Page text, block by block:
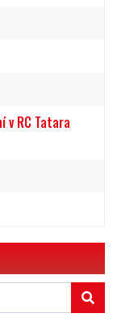
v RC Tatara